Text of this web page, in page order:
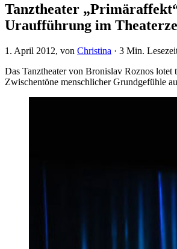
Tanztheater
Uraufführung im
1. April 2012, von Christina · 3 Min.
Das Tanztheater von Bronislav Roznos lotet
Zwischentöne menschlicher Grundgefühle